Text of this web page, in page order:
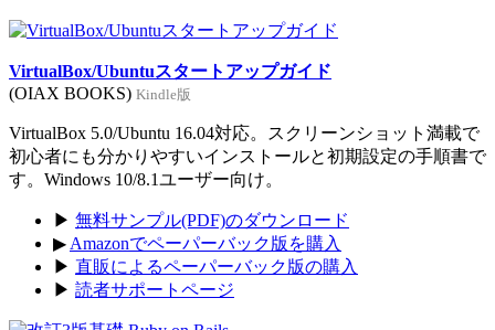
VirtualBox/Ubuntuスタートアップガイド
(OIAX BOOKS) Kindle版
VirtualBox 5.0/Ubuntu 16.04対応。スクリーンショット満載で
初心者にも分かりやすいインストールと初期設定の手順書で
す。Windows 10/8.1ユーザー向け。
▶ 無料サンプル(PDF)のダウンロード
▶ Amazonでペーパーバック版を購入
▶ 直販によるペーパーバック版の購入
▶ 読者サポートページ